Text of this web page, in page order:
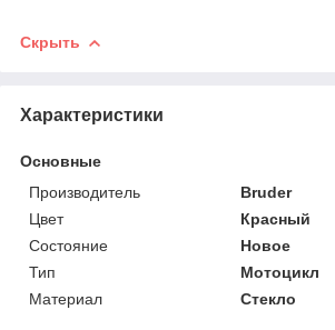
Скрыть
Характеристики
Основные
Производитель
Bruder
Цвет
Красный
Состояние
Новое
Тип
Мотоцикл
Материал
Стекло